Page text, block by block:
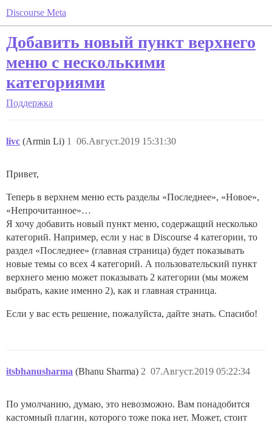
Discourse Meta
Добавить новый пункт верхнего
меню с несколькими
категориями
Поддержка
livc (Armin Li) 06.Август.2019 15:31:30
1
Привет,
Теперь в верхнем меню есть разделы «Последнее», «Новое»,
«Непрочитанное»…
Я хочу добавить новый пункт меню, содержащий несколько
категорий. Например, если у нас в Discourse 4 категории, то
раздел «Последнее» (главная страница) будет показывать
новые темы со всех 4 категорий. А пользовательский пункт
верхнего меню может показывать 2 категории (мы можем
выбрать, какие именно 2), как и главная страница.
Если у вас есть решение, пожалуйста, дайте знать. Спасибо!
itsbhanusharma (Bhanu Sharma) 07.Август.2019 05:22:34
2
По умолчанию, думаю, это невозможно. Вам понадобится
кастомный плагин, которого тоже пока нет. Может, стоит